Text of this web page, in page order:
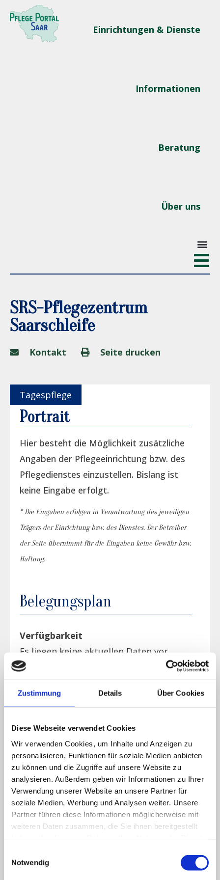
Zustimmung Details Über Cookies
Diese Webseite verwendet Cookies
Wir verwenden Cookies, um Inhalte und Anzeigen zu
personalisieren, Funktionen für soziale Medien anbieten
zu können und die Zugriffe auf unsere Website zu
analysieren. Außerdem geben wir Informationen zu Ihrer
Verwendung unserer Website an unsere Partner für
soziale Medien, Werbung und Analysen weiter. Unsere
Partner führen diese Informationen möglicherweise mit
weiteren Daten zusammen, die Sie ihnen bereitgestellt
Notwendig
Einrichtungen & Dienste
Informationen
Beratung
Über uns
SRS-Pflegezentrum
Saarschleife
Kontakt Seite drucken
Tagespflege
Portrait
Hier besteht die Möglichkeit zusätzliche
Angaben der Pflegeeinrichtung bzw. des
Pflegedienstes einzustellen. Bislang ist
keine Eingabe erfolgt.
* Die Eingaben erfolgen in Verantwortung des jeweiligen
Trägers der Einrichtung bzw. des Dienstes. Der Betreiber
der Seite übernimmt für die Eingaben keine Gewähr bzw.
Haftung.
Belegungsplan
Verfügbarkeit
Es liegen keine aktuellen Daten vor.
*Hinweis: Angaben ohne Gewähr. Zwecks konkreter
Anfrage wenden Sie sich bitte direkt an die
Pflegeeinrichtung
Preise für Tagespflege
Pflegegrad 1
Pflegegrad 2
Pflegegrad 3
Pflegegrad 4